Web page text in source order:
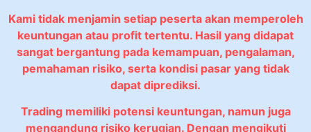
Kami tidak menjamin setiap peserta akan memperoleh
keuntungan atau profit tertentu. Hasil yang didapat
sangat bergantung pada kemampuan, pengalaman,
pemahaman risiko, serta kondisi pasar yang tidak
dapat diprediksi.
Trading memiliki potensi keuntungan, namun juga
mengandung risiko kerugian. Dengan mengikuti